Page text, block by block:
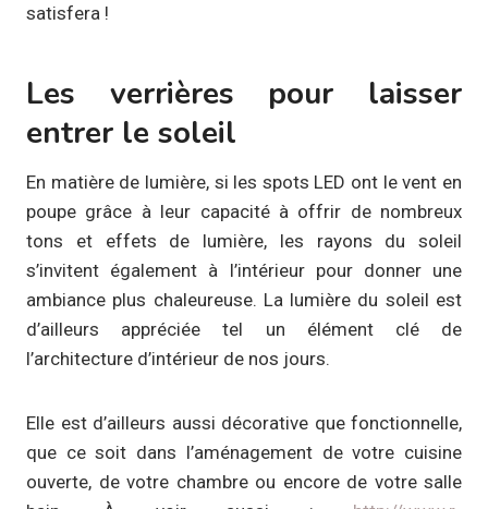
satisfera !
Les verrières pour laisser
entrer le soleil
En matière de lumière, si les spots LED ont le vent en
poupe grâce à leur capacité à offrir de nombreux
tons et effets de lumière, les rayons du soleil
s’invitent également à l’intérieur pour donner une
ambiance plus chaleureuse. La lumière du soleil est
d’ailleurs appréciée tel un élément clé de
l’architecture d’intérieur de nos jours.
Elle est d’ailleurs aussi décorative que fonctionnelle,
que ce soit dans l’aménagement de votre cuisine
ouverte, de votre chambre ou encore de votre salle